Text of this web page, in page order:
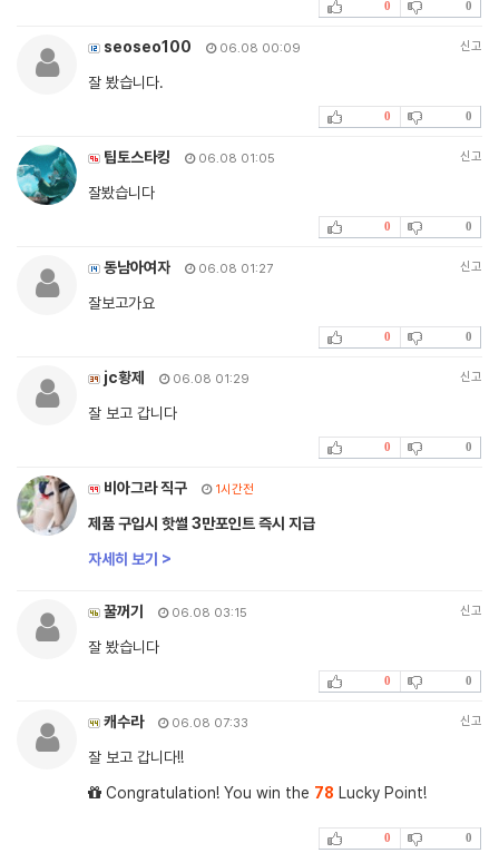
0 0
seoseo100 06.08 00:09 신고
잘 봤습니다.
0 0
팁토스타킹 06.08 01:05 신고
잘봤습니다
0 0
동남아여자 06.08 01:27 신고
잘보고가요
0 0
jc황제 06.08 01:29 신고
잘 보고 갑니다
0 0
비아그라 직구 1시간전
제품 구입시 핫썰 3만포인트 즉시 지급
자세히 보기 >
꿀꺼기 06.08 03:15 신고
잘 봤습니다
0 0
캐수라 06.08 07:33 신고
잘 보고 갑니다!!
Congratulation! You win the 78 Lucky Point!
0 0